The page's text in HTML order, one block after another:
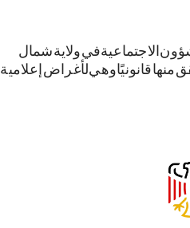
الاجتماعية في ولاية شمال
منها قانونيًا وهي لأغراض إعلامية